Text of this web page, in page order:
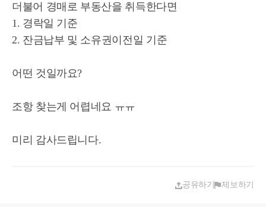
더불어 경매로 부동산을 취득한다면
1. 경락일 기준
2. 잔금납부 및 소유권이전일 기준
어떤 것일까요?
조항 찾는게 어렵네요 ㅠㅠ
미리 감사드립니다.
공유하기 제보하기